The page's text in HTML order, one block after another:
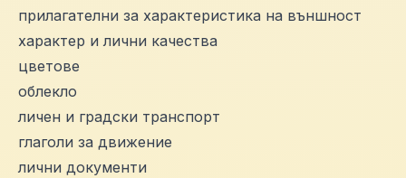
прилагателни за характеристика на външност
характер и лични качества
цветове
облекло
личен и градски транспорт
глаголи за движение
лични документи